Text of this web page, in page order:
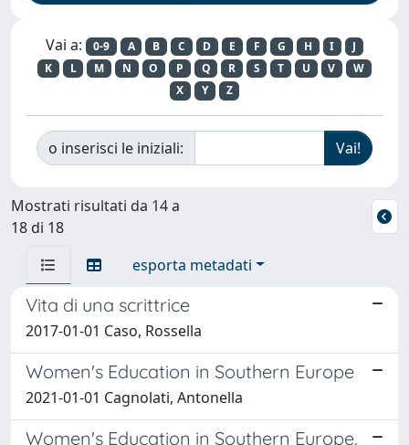
Vai a: 0-9 A B C D E F G H I
J
K
L M N O P Q R S T U V
W
X
Y Z
o inserisci le iniziali:
Mostrati risultati da 14 a
18 di 18
esporta metadati
Vita di una scrittrice
2017-01-01 Caso, Rossella
Women's Education in Southern Europe
2021-01-01 Cagnolati, Antonella
Women's Education in Southern Europe.